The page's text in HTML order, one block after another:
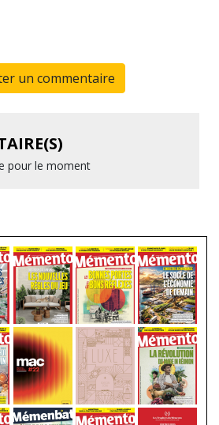
un commentaire
pour le moment